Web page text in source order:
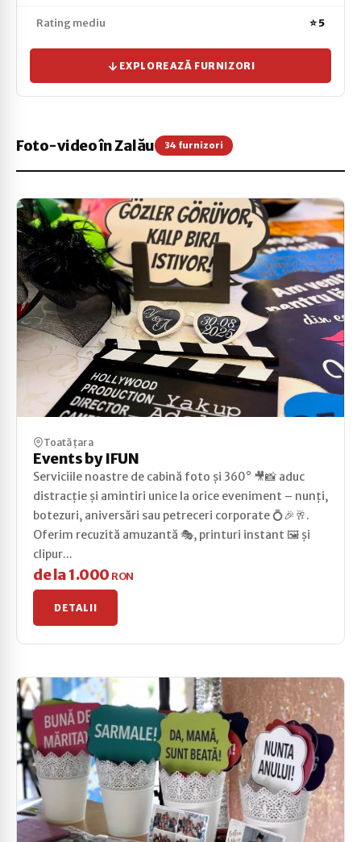
Rating mediu ⭐ 5
EXPLOREAZĂ FURNIZORI
Foto-video în Zalău 34 furnizori
Toată țara
Events by IFUN
Serviciile noastre de cabină foto și 360° 🎥📸 aduc
distracție și amintiri unice la orice eveniment – nunți,
botezuri, aniversări sau petreceri corporate 💍🎉🥂.
Oferim recuzită amuzantă 🎭, printuri instant 🖼️ și
clipur...
de la 1.000 RON
DETALII